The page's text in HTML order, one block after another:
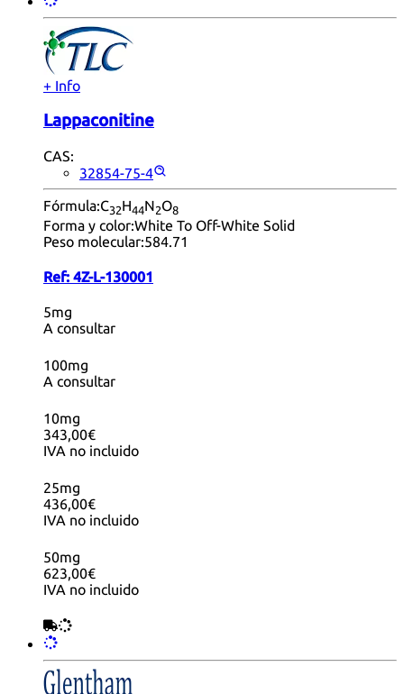
+ Info
Lappaconitine
CAS:
32854-75-4
Fórmula:C32H44N2O8
Forma y color:White To Off-White Solid
Peso molecular:584.71
Ref: 4Z-L-130001
5mg
A consultar
100mg
A consultar
10mg
343,00€
IVA no incluido
25mg
436,00€
IVA no incluido
50mg
623,00€
IVA no incluido